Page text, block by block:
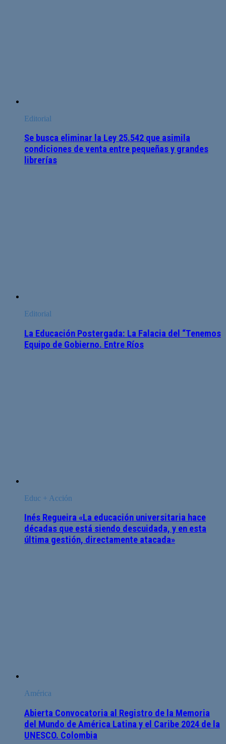
Editorial
Se busca eliminar la Ley 25.542 que asimila
condiciones de venta entre pequeñas y grandes
librerías
Editorial
La Educación Postergada: La Falacia del “Tenemos
Equipo de Gobierno. Entre Ríos
Educ + Acción
Inés Regueira «La educación universitaria hace
décadas que está siendo descuidada, y en esta
última gestión, directamente atacada»
América
Abierta Convocatoria al Registro de la Memoria
del Mundo de América Latina y el Caribe 2024 de la
UNESCO. Colombia